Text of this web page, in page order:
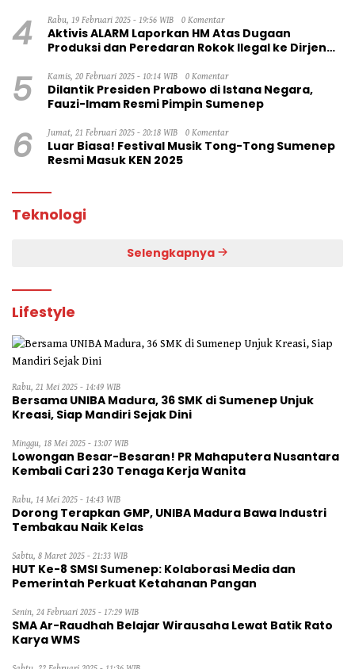
4 Rabu, 19 Februari 2025 - 19:56 WIB 0 Komentar
Aktivis ALARM Laporkan HM Atas Dugaan
Produksi dan Peredaran Rokok Ilegal ke Dirjen
5 Kamis, 20 Februari 2025 - 10:14 WIB 0 Komentar
Dilantik Presiden Prabowo di Istana Negara,
Fauzi-Imam Resmi Pimpin Sumenep
6 Jumat, 21 Februari 2025 - 20:18 WIB 0 Komentar
Luar Biasa! Festival Musik Tong-Tong Sumenep
Resmi Masuk KEN 2025
Teknologi
Selengkapnya
Lifestyle
Rabu, 21 Mei 2025 - 14:49 WIB
Bersama UNIBA Madura, 36 SMK di Sumenep Unjuk
Kreasi, Siap Mandiri Sejak Dini
Minggu, 18 Mei 2025 - 13:07 WIB
Lowongan Besar-Besaran! PR Mahaputera Nusantara
Kembali Cari 230 Tenaga Kerja Wanita
Rabu, 14 Mei 2025 - 14:43 WIB
Dorong Terapkan GMP, UNIBA Madura Bawa Industri
Tembakau Naik Kelas
Sabtu, 8 Maret 2025 - 21:33 WIB
HUT Ke-8 SMSI Sumenep: Kolaborasi Media dan
Pemerintah Perkuat Ketahanan Pangan
Senin, 24 Februari 2025 - 17:29 WIB
SMA Ar-Raudhah Belajar Wirausaha Lewat Batik Rato
Karya WMS